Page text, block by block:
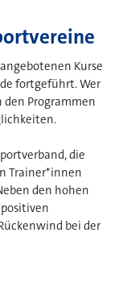
Kurse
fortgeführt. Wer
Programmen
die
Trainer*innen
den hohen
bei der